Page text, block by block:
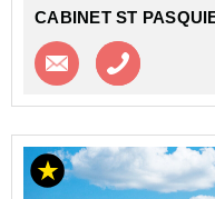
CABINET ST
Contacter